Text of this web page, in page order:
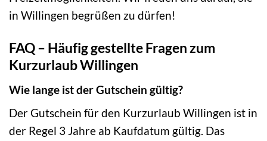
in Willingen begrüßen zu dürfen!
FAQ – Häufig gestellte Fragen zum
Kurzurlaub Willingen
Wie lange ist der Gutschein gültig?
Der Gutschein für den Kurzurlaub Willingen ist in
der Regel 3 Jahre ab Kaufdatum gültig. Das